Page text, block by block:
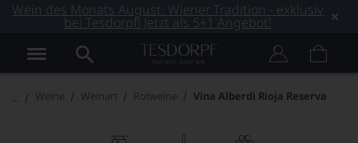
Wein des Monats August: Wiener Tradition - exklusiv
bei Tesdorpf! Jetzt als 5+1 Angebot!
Weine Weinart Rotweine Vina Alberdi Rioja Reserva